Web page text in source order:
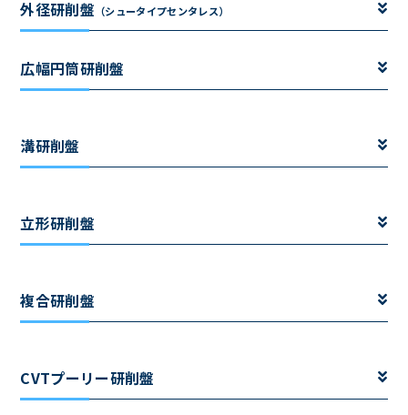
外径研削盤 （シュータイプセンタレス）
広幅円筒研削盤
溝研削盤
立形研削盤
複合研削盤
CVTプーリー研削盤